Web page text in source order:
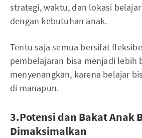
strategi, waktu, dan lokasi belajar
dengan kebutuhan anak.
Tentu saja semua bersifat
pembelajaran bisa menjadi lebih
menyenangkan, karena belajar
di manapun.
3.Potensi dan Bakat Anak
Dimaksimalkan